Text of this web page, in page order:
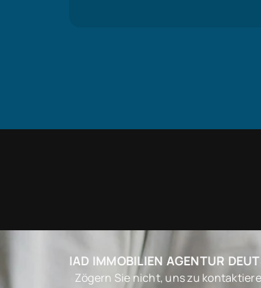
IAD IMMOBILIEN AGENTUR
Zögern Sie nicht, uns zu